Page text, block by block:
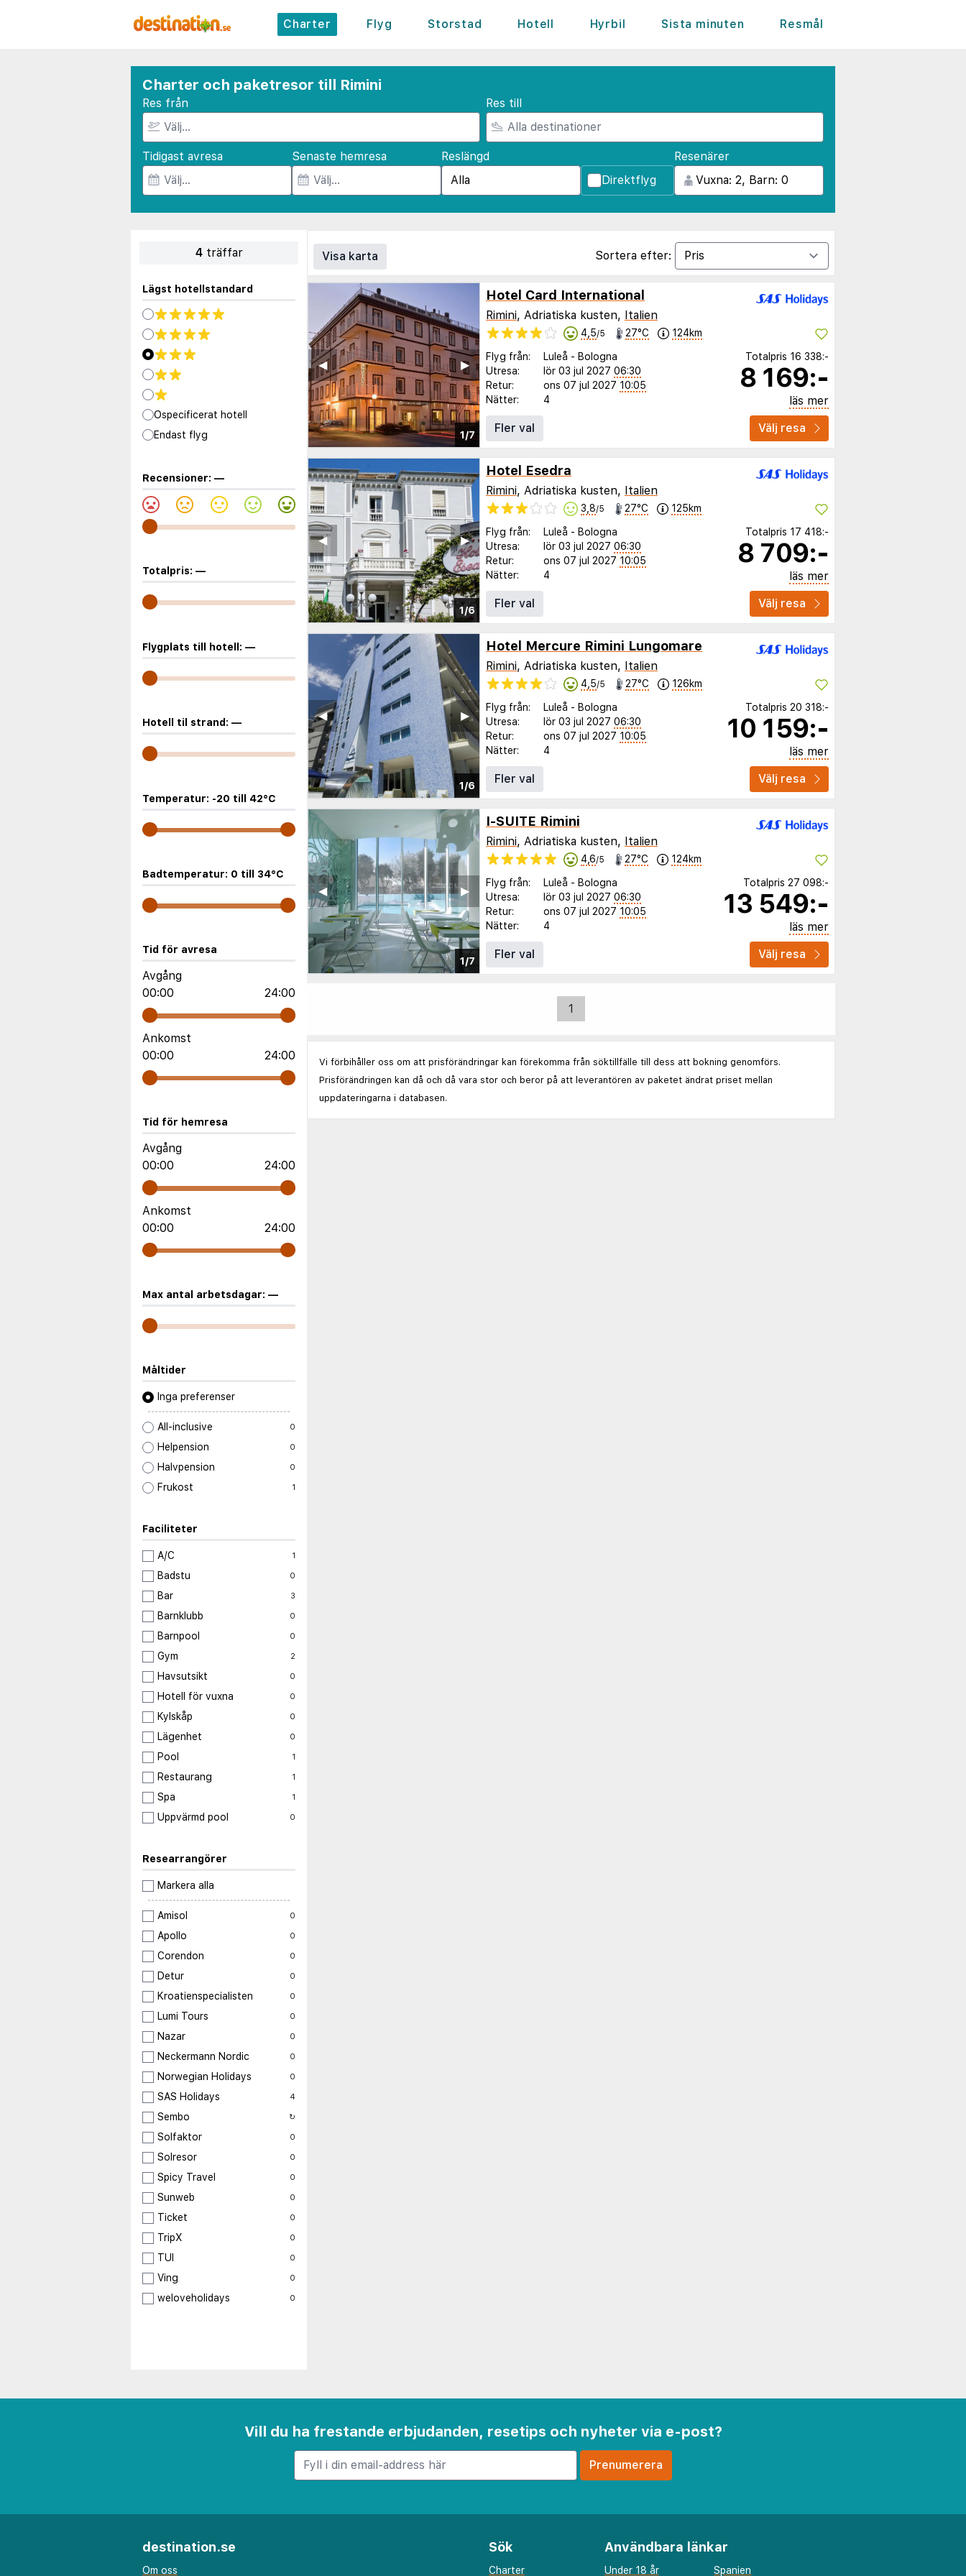
Charter Flyg Storstad Hotell Hyrbil Sista minuten Resmål
Charter och paketresor till Rimini
Res från Res till
Tidigast avresa Senaste hemresa
Reslängd
Direktflyg
Resenärer
4 träffar
Lägst hotellstandard
Ospecificerat hotell
Endast flyg
Recensioner: —
Totalpris: —
Flygplats till hotell: —
Hotell til strand: —
Temperatur: -20 till 42°C
Badtemperatur: 0 till 34°C
Tid för avresa
Avgång
00:00
24:00
Ankomst
00:00
24:00
Tid för hemresa
Avgång
00:00
24:00
Ankomst
00:00
24:00
Max antal arbetsdagar: —
Måltider
Inga preferenser
All-inclusive 0
Helpension 0
Halvpension 0
Frukost 1
Faciliteter
A/C 1
Badstu 0
Bar 3
Barnklubb 0
Barnpool 0
Gym 2
Havsutsikt 0
Hotell för vuxna 0
Kylskåp 0
Lägenhet 0
Pool 1
Restaurang 1
Spa 1
Uppvärmd pool 0
Researrangörer
Markera alla
Amisol 0
Apollo 0
Corendon 0
Detur 0
Kroatienspecialisten 0
Lumi Tours 0
Nazar 0
Neckermann Nordic 0
Norwegian Holidays 0
SAS Holidays 4
Sembo ↻
Solfaktor 0
Solresor 0
Spicy Travel 0
Sunweb 0
Ticket 0
TripX 0
TUI 0
Ving 0
weloveholidays 0
Visa karta Sortera efter:
1/7
▶︎
◀︎
Hotel Card International
Rimini, Adriatiska kusten, Italien
4,5/5 27°C 124km
Flyg från: Luleå - Bologna
Utresa:
lör 03 jul 2027 06:30
Retur:
ons 07 jul 2027 10:05
Nätter:
4
Totalpris 16 338:-
8 169:-
läs mer
Fler val
Välj resa
1/6
▶︎
◀︎
Hotel Esedra
Rimini, Adriatiska kusten, Italien
3,8/5 27°C 125km
Flyg från: Luleå - Bologna
Utresa:
lör 03 jul 2027 06:30
Retur:
ons 07 jul 2027 10:05
Nätter:
4
Totalpris 17 418:-
8 709:-
läs mer
Fler val
Välj resa
1/6
▶︎
◀︎
Hotel Mercure Rimini Lungomare
Rimini, Adriatiska kusten, Italien
4,5/5 27°C 126km
Flyg från: Luleå - Bologna
Utresa:
lör 03 jul 2027 06:30
Retur:
ons 07 jul 2027 10:05
Nätter:
4
Totalpris 20 318:-
10 159:-
läs mer
Fler val
Välj resa
1/7
▶︎
◀︎
I-SUITE Rimini
Rimini, Adriatiska kusten, Italien
4,6/5 27°C 124km
Flyg från: Luleå - Bologna
Utresa:
lör 03 jul 2027 06:30
Retur:
ons 07 jul 2027 10:05
Nätter:
4
Totalpris 27 098:-
13 549:-
läs mer
Fler val
Välj resa
1
Vi förbihåller oss om att prisförändringar kan förekomma från söktillfälle till dess att bokning genomförs.
Prisförändringen kan då och då vara stor och beror på att leverantören av paketet ändrat priset mellan
uppdateringarna i databasen.
Vill du ha frestande erbjudanden, resetips och nyheter via e-post?
destination.se
Om oss
Sök
Charter
Användbara länkar
Under 18 år Spanien